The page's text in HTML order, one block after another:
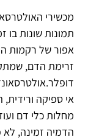
מכשירי
תמונות שונות בו
אפור של רקמות
זרימת הדם,
אי ספיקה
מחלות כלי דם
הדמיה זמינה, לא